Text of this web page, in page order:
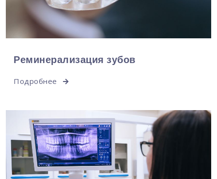
Реминерализация зубов
Подробнее